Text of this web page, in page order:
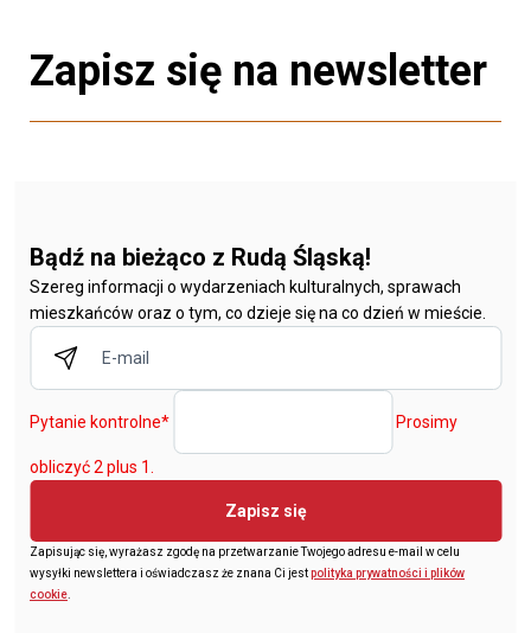
Zapisz się na newsletter
Bądź na bieżąco z Rudą Śląską!
Szereg informacji o wydarzeniach kulturalnych, sprawach
mieszkańców oraz o tym, co dzieje się na co dzień w mieście.
Pytanie kontrolne* Prosimy
obliczyć 2 plus 1.
Zapisz się
Zapisując się, wyrażasz zgodę na przetwarzanie Twojego adresu e-mail w celu
wysyłki newslettera i oświadczasz że znana Ci jestpolityka prywatności i plików
cookie.